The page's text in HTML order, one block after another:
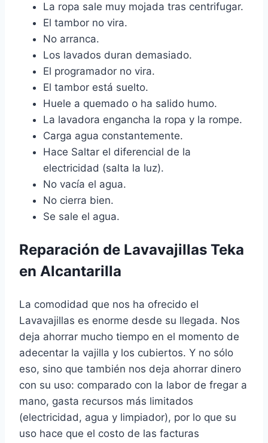
La ropa sale muy mojada tras centrifugar.
El tambor no vira.
No arranca.
Los lavados duran demasiado.
El programador no vira.
El tambor está suelto.
Huele a quemado o ha salido humo.
La lavadora engancha la ropa y la rompe.
Carga agua constantemente.
Hace Saltar el diferencial de la
electricidad (salta la luz).
No vacía el agua.
No cierra bien.
Se sale el agua.
Reparación de Lavavajillas Teka
en Alcantarilla
La comodidad que nos ha ofrecido el
Lavavajillas es enorme desde su llegada. Nos
deja ahorrar mucho tiempo en el momento de
adecentar la vajilla y los cubiertos. Y no sólo
eso, sino que también nos deja ahorrar dinero
con su uso: comparado con la labor de fregar a
mano, gasta recursos más limitados
(electricidad, agua y limpiador), por lo que su
uso hace que el costo de las facturas